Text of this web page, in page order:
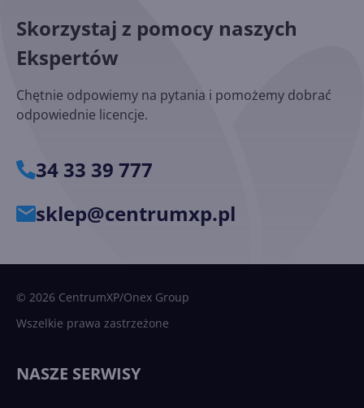
Skorzystaj z pomocy naszych
Ekspertów
Chętnie odpowiemy na pytania i pomożemy dobrać
odpowiednie licencje.
34 33 39 777
sklep@centrumxp.pl
© 2026 CentrumXP/Onex Group
Wszelkie prawa zastrzeżone
NASZE SERWISY